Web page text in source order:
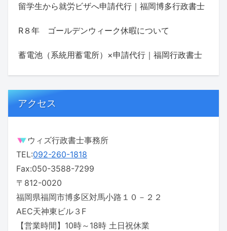
留学生から就労ビザへ申請代行｜福岡博多行政書士
R８年 ゴールデンウィーク休暇について
蓄電池（系統用蓄電所）×申請代行｜福岡行政書士
アクセス
ウィズ行政書士事務所
TEL:092-260-1818
Fax:050-3588-7299
〒812-0020
福岡県福岡市博多区対馬小路１０－２２
AEC天神東ビル３F
【営業時間】10時～18時 土日祝休業